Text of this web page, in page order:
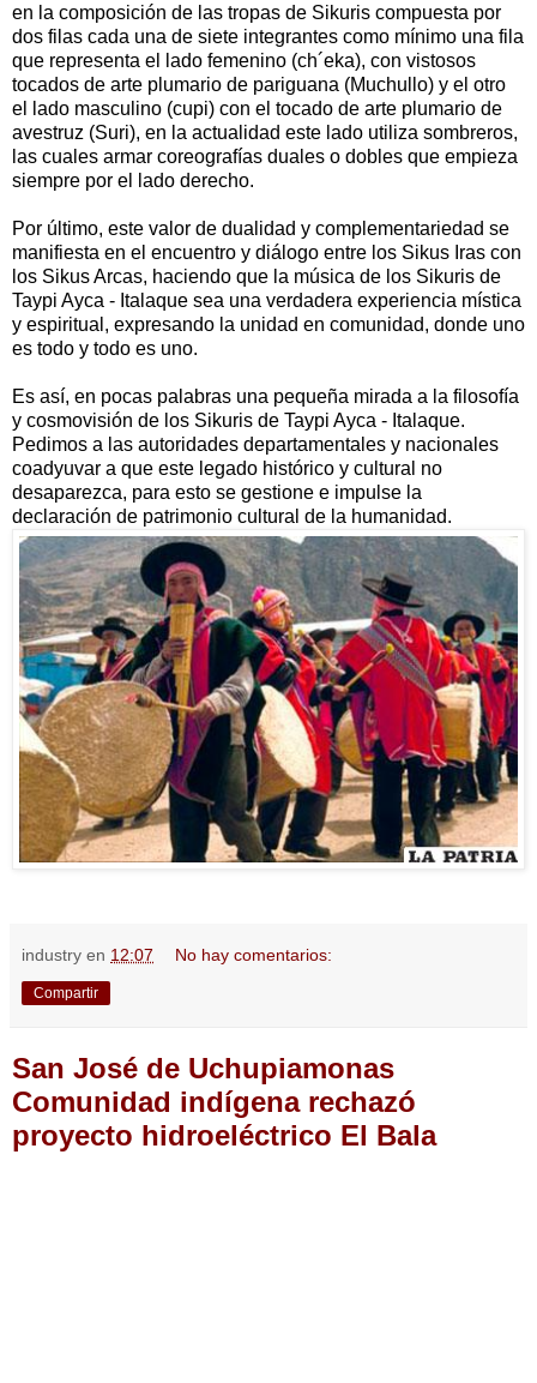
en la composición de las tropas de Sikuris compuesta por
dos filas cada una de siete integrantes como mínimo una fila
que representa el lado femenino (ch´eka), con vistosos
tocados de arte plumario de pariguana (Muchullo) y el otro
el lado masculino (cupi) con el tocado de arte plumario de
avestruz (Suri), en la actualidad este lado utiliza sombreros,
las cuales armar coreografías duales o dobles que empieza
siempre por el lado derecho.
Por último, este valor de dualidad y complementariedad se
manifiesta en el encuentro y diálogo entre los Sikus Iras con
los Sikus Arcas, haciendo que la música de los Sikuris de
Taypi Ayca - Italaque sea una verdadera experiencia mística
y espiritual, expresando la unidad en comunidad, donde uno
es todo y todo es uno.
Es así, en pocas palabras una pequeña mirada a la filosofía
y cosmovisión de los Sikuris de Taypi Ayca - Italaque.
Pedimos a las autoridades departamentales y nacionales
coadyuvar a que este legado histórico y cultural no
desaparezca, para esto se gestione e impulse la
declaración de patrimonio cultural de la humanidad.
industry en 12:07 No hay comentarios:
Compartir
San José de Uchupiamonas
Comunidad indígena rechazó
proyecto hidroeléctrico El Bala